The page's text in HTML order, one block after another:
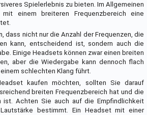
Spielerlebnis zu bieten. Im Allgemeinen
einem breiteren Frequenzbereich eine
dass nicht nur die Anzahl der Frequenzen, die
kann, entscheidend ist, sondern auch die
Einige Headsets können zwar einen breiten
aber die Wiedergabe kann dennoch flach
schlechten Klang führt.
kaufen möchten, sollten Sie darauf
breiten Frequenzbereich hat und die
ist. Achten Sie auch auf die Empfindlichkeit
bestimmt. Ein Headset mit einer